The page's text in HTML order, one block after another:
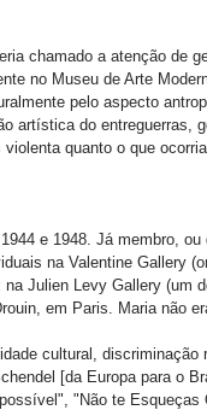
chamado a atenção de
no Museu de Arte
pelo aspecto
artística do entreguerras,
quanto o que
e 1948. Já membro,
na Valentine Gallery
Julien Levy Gallery (um
em Paris. Maria não
cultural,
[da Europa para o
"Não te